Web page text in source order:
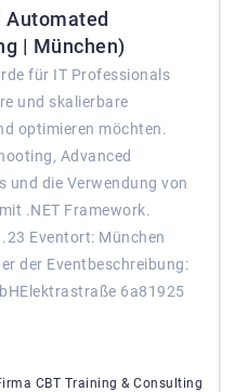
Automated
| München)
für IT Professionals
und skalierbare
optimieren möchten.
Advanced
und die Verwendung von
.NET Framework.
Eventort: München
der Eventbeschreibung:
6a81925
CBT Training & Consulting